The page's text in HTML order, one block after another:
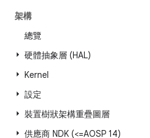
架構
總覽
硬體抽象層 (HAL)
Kernel
設定
裝置樹狀架構重疊圖層
供應商 NDK (<=AOSP 14)